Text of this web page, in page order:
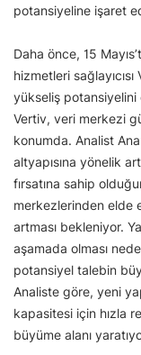
potansiyeline işaret
Daha önce, 15
hizmetleri
yükseliş potansiyelini
Vertiv, veri merkezi
konumda. Analist
altyapısına yönelik
fırsatına sahip
merkezlerinden elde
artması bekleniyor.
aşamada olması
potansiyel talebin
Analiste göre, yeni
kapasitesi için hızla
büyüme alanı